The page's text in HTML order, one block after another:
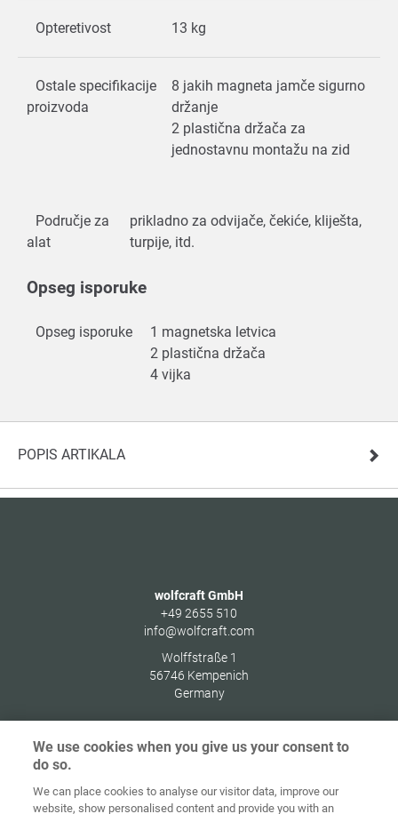
Opteretivost 13 kg
Ostale specifikacije
proizvoda
8 jakih magneta jamče sigurno
držanje
2 plastična držača za
jednostavnu montažu na zid
Područje za
alat
prikladno za odvijače, čekiće, kliješta,
turpije, itd.
Opseg isporuke
Opseg isporuke
1 magnetska letvica
2 plastična držača
4 vijka
POPIS ARTIKALA
wolfcraft GmbH
+49 2655 510
info@wolfcraft.com
Wolffstraße 1
56746 Kempenich
Germany
Početna Kontakt Impresum
Zaštita
podataka
We use cookies when you give us your consent to
do so.
We can place cookies to analyse our visitor data, improve our
website, show personalised content and provide you with an